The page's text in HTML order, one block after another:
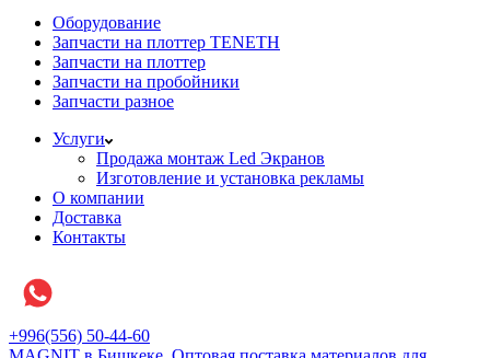
Оборудование
Запчасти на плоттер TENETH
Запчасти на плоттер
Запчасти на пробойники
Запчасти разное
Услуги
Продажа монтаж Led Экранов
Изготовление и установка рекламы
О компании
Доставка
Контакты
+996(556) 50-44-60